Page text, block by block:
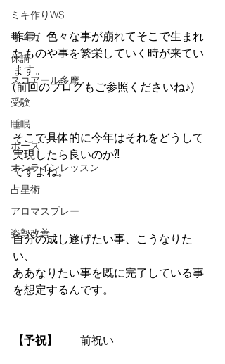
ミキ作りWS
寺ヨガ
休講
スコアール多摩
受験
睡眠
ポーズ
オンラインレッスン
占星術
アロマスプレー
姿勢改善
昨年、色々な事が崩れてそこで生まれ
たものや事を繁栄していく時が来てい
ます。
(前回のブログもご参照くださいね♪)
そこで具体的に今年はそれをどうして
実現したら良いのか⁈
ですよね。
自分の成し遂げたい事、こうなりた
い、
ああなりたい事を既に完了している事
を想定するんです。
【予祝】 前祝い